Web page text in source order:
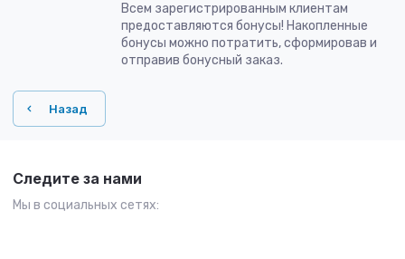
Всем зарегистрированным клиентам
предоставляются бонусы! Накопленные
бонусы можно потратить, сформировав и
отправив бонусный заказ.
Назад
Следите за нами
Мы в социальных сетях: